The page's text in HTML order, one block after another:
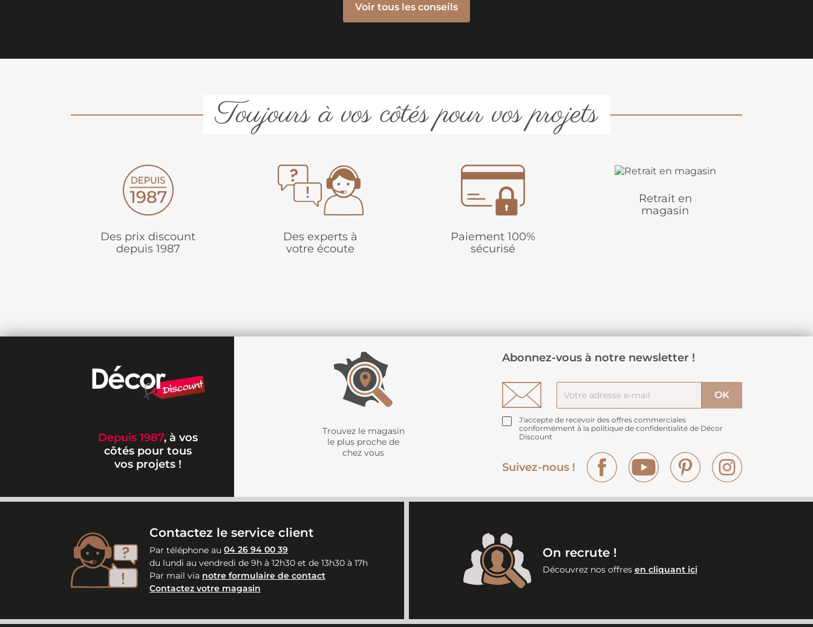
Voir tous les conseils
Toujours à vos côtés pour vos projets
Des prix discount
depuis 1987
Des experts à
votre écoute
Paiement 100%
sécurisé
Retrait en
magasin
Depuis 1987, à vos
côtés pour tous
vos projets !
Trouvez le magasin
le plus proche de
chez vous
Abonnez-vous à notre newsletter !
J'accepte de recevoir des offres commerciales
conformément à la politique de confidentialité de Décor
Discount
Suivez-nous !
Facebook YouTube Pinterest
Contactez le service client
Par téléphone au 04 26 94 00 39
du lundi au vendredi de 9h à 12h30 et de 13h30 à 17h
Par mail via notre formulaire de contact
Contactez votre magasin
On recrute !
Découvrez nos offres en cliquant ici